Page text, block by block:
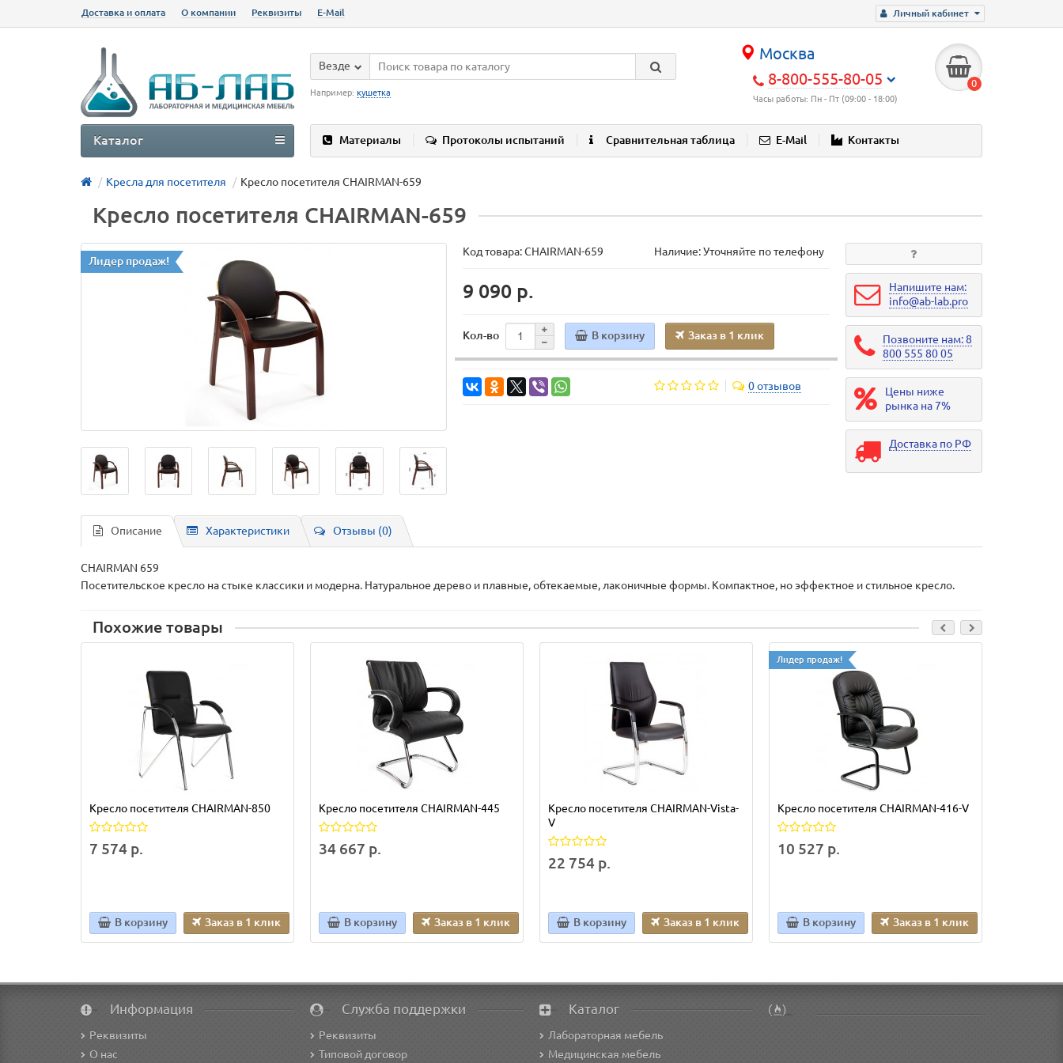
Личный кабинет
Доставка и оплата О компании Реквизиты E-Mail
Москва
8-800-555-80-05
Часы работы: Пн - Пт (09:00 - 18:00)
0
Везде
Например: кушетка
Материалы Протоколы испытаний Сравнительная таблица E-Mail Контакты
Каталог
Кресла для посетителя Кресло посетителя CHAIRMAN-659
Кресло посетителя CHAIRMAN-659
Лидер продаж!
Код товара:CHAIRMAN-659 Наличие: Уточняйте по телефону
9 090 р.
Кол-во В корзину Заказ в 1 клик
0 отзывов
Напишите нам:
info@ab-lab.pro
Позвоните нам: 8
800 555 80 05
Цены ниже
рынка на 7%
Доставка по РФ
Описание Характеристики Отзывы (0)
CHAIRMAN 659
Посетительское кресло на стыке классики и модерна. Натуральное дерево и плавные, обтекаемые, лаконичные формы. Компактное, но эффектное и стильное кресло.
Похожие товары
Кресло посетителя CHAIRMAN-850
7 574 р.
В корзину Заказ в 1 клик
Кресло посетителя CHAIRMAN-445
34 667 р.
В корзину Заказ в 1 клик
Кресло посетителя CHAIRMAN-Vista-
V
22 754 р.
В корзину Заказ в 1 клик
Лидер продаж!
Кресло посетителя CHAIRMAN-416-V
10 527 р.
В корзину Заказ в 1 клик
Информация
Реквизиты
О нас
Служба поддержки
Реквизиты
Типовой договор
Каталог
Лабораторная мебель
Медицинская мебель